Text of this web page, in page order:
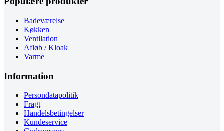
Badeværelse
Køkken
Ventilation
Afløb / Kloak
Varme
Information
Persondatapolitik
Fragt
Handelsbetingelser
Kundeservice